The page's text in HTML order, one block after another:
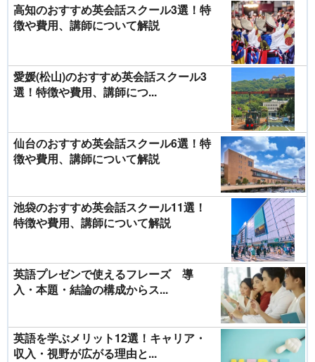
高知のおすすめ英会話スクール3選！特
徴や費用、講師について解説
愛媛(松山)のおすすめ英会話スクール3
選！特徴や費用、講師につ...
仙台のおすすめ英会話スクール6選！特
徴や費用、講師について解説
池袋のおすすめ英会話スクール11選！
特徴や費用、講師について解説
英語プレゼンで使えるフレーズ 導
入・本題・結論の構成からス...
英語を学ぶメリット12選！キャリア・
収入・視野が広がる理由と...